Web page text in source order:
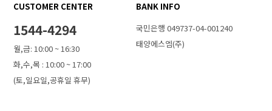
CUSTOMER CENTER
1544-4294
월,금: 10:00 ~ 16:30
화,수,목 : 10:00 ~ 17:00
(토,일요일,공휴일 휴무)
BANK INFO
국민은행 049737-04-001240
태양에스엠(주)